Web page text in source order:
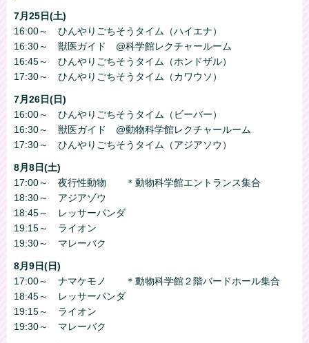
7月25日(土)
16:00～ ひんやりごちそうタイム（ハイエナ）
16:30～ 獣医ガイド @科学館レクチャールーム
16:45～ ひんやりごちそうタイム（ホンドザル）
17:30～ ひんやりごちそうタイム（カワウソ）
7月26日(日)
16:00～ ひんやりごちそうタイム（ビーバー）
16:30～ 獣医ガイド @動物科学館レクチャールーム
17:30～ ひんやりごちそうタイム（アジアソウ）
8月8日(土)
17:00～ 夜行性動物 ＊動物科学館エントランス集合
18:30～ アジアゾウ
18:45～ レッサーパンダ
19:15～ ライオン
19:30～ マレーバク
8月9日(日)
17:00～ ナマケモノ ＊動物科学館２階バードホール集合
18:45～ レッサーパンダ
19:15～ ライオン
19:30～ マレーバク